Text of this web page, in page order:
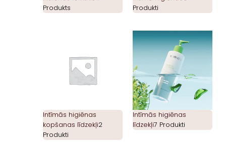
Produkts
Produkti
Intīmās higiēnas
kopšanas līdzekļi2
Produkti
Intīmās higiēnas
līdzekļi7 Produkti